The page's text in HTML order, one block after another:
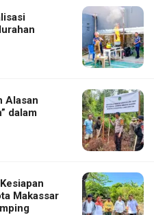
Alasan
dalam
Makassar